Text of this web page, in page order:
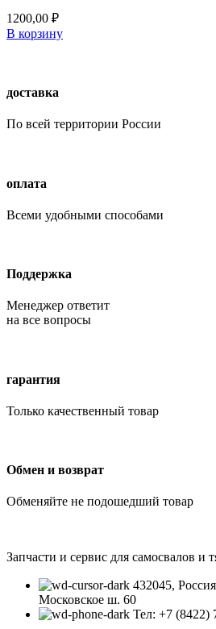
1200,00 ₽
В корзину
доставка
По всей территории России
оплата
Всеми удобными способами
Поддержка
Менеджер ответит
на все вопросы
гарантия
Только качественный товар
Обмен и возврат
Обменяйте не подошедший товар
Запчасти и сервис для самосвалов и
432045,
Московское ш. 60
Тел: +7 (8422)